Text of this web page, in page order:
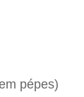
pépes)